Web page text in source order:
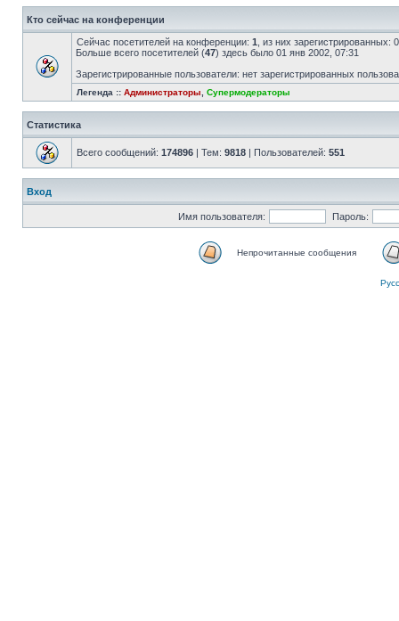
Кто сейчас на конференции
Сейчас посетителей на конференции: 1 , из них
Больше всего посетителей (47) здесь было 01 янв 2002, 07:31
Зарегистрированные пользователи: нет зарегистрированных
Легенда :: Администраторы Супермодераторы
Статистика
Всего сообщений: 174896 | Тем: 9818 | Пользователей: 551
Вход
Имя пользователя: Пароль:
Непрочитанные сообщения